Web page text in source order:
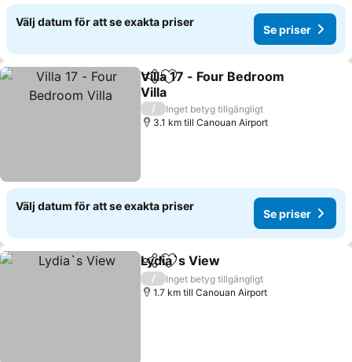
Välj datum för att se exakta priser
Se priser
Dela Lägg till i Mina Favoriter
Villa 17 - Four Bedroom
Villa
/
Inget betyg tillgängligt
3.1 km till Canouan Airport
Välj datum för att se exakta priser
Se priser
Dela Lägg till i Mina Favoriter
Lydia`s View
/
Inget betyg tillgängligt
1.7 km till Canouan Airport